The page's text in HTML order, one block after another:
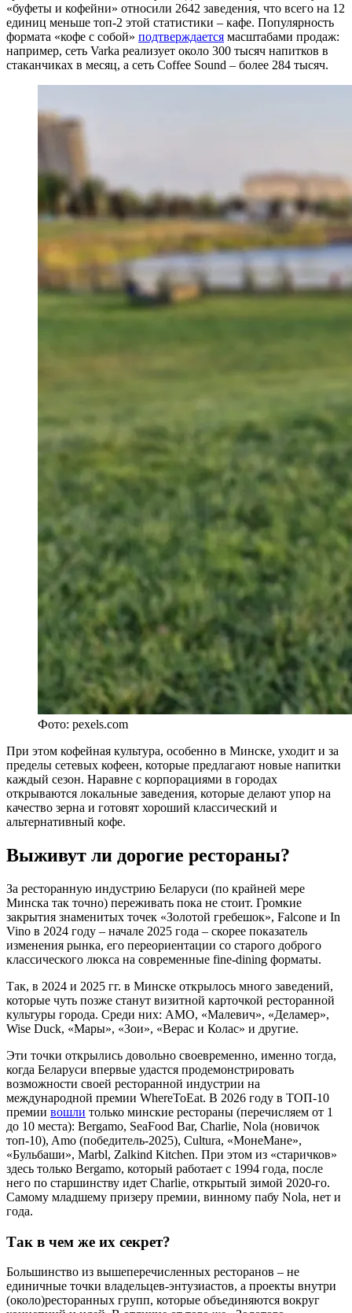
«буфеты и кофейни» относили 2642 заведения, что всего на 12
единиц меньше топ-2 этой статистики – кафе. Популярность
формата «кофе с собой» подтверждается масштабами продаж:
например, сеть Varka реализует около 300 тысяч напитков в
стаканчиках в месяц, а сеть Coffee Sound – более 284 тысяч.
Фото: pexels.com
При этом кофейная культура, особенно в Минске, уходит и за
пределы сетевых кофеен, которые предлагают новые напитки
каждый сезон. Наравне с корпорациями в городах
открываются локальные заведения, которые делают упор на
качество зерна и готовят хороший классический и
альтернативный кофе.
Выживут ли дорогие рестораны?
За ресторанную индустрию Беларуси (по крайней мере
Минска так точно) переживать пока не стоит. Громкие
закрытия знаменитых точек «Золотой гребешок», Falcone и In
Vino в 2024 году – начале 2025 года – скорее показатель
изменения рынка, его переориентации со старого доброго
классического люкса на современные fine-dining форматы.
Так, в 2024 и 2025 гг. в Минске открылось много заведений,
которые чуть позже станут визитной карточкой ресторанной
культуры города. Среди них: AMO, «Малевич», «Деламер»,
Wise Duck, «Мары», «Зои», «Верас и Колас» и другие.
Эти точки открылись довольно своевременно, именно тогда,
когда Беларуси впервые удастся продемонстрировать
возможности своей ресторанной индустрии на
международной премии WhereToEat. В 2026 году в ТОП-10
премии вошли только минские рестораны (перечисляем от 1
до 10 места): Bergamo, SeaFood Bar, Charlie, Nola (новичок
топ-10), Amo (победитель-2025), Cultura, «МонеМане»,
«Бульбаши», Marbl, Zalkind Kitchen. При этом из «старичков»
здесь только Bergamo, который работает с 1994 года, после
него по старшинству идет Charlie, открытый зимой 2020-го.
Самому младшему призеру премии, винному пабу Nola, нет и
года.
Так в чем же их секрет?
Большинство из вышеперечисленных ресторанов – не
единичные точки владельцев-энтузиастов, а проекты внутри
(около)ресторанных групп, которые объединяются вокруг